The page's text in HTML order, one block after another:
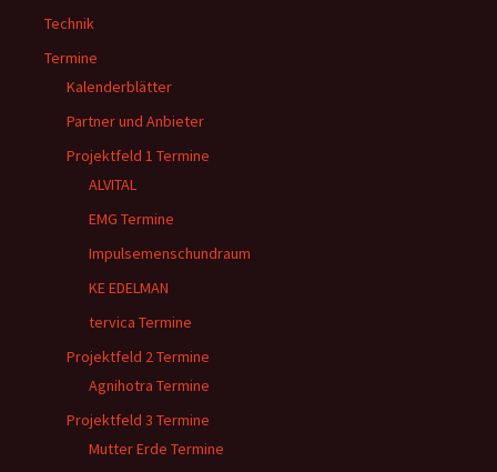
Technik
Termine
Kalenderblätter
Partner und Anbieter
Projektfeld 1 Termine
ALVITAL
EMG Termine
Impulsemenschundraum
KE EDELMAN
tervica Termine
Projektfeld 2 Termine
Agnihotra Termine
Projektfeld 3 Termine
Mutter Erde Termine